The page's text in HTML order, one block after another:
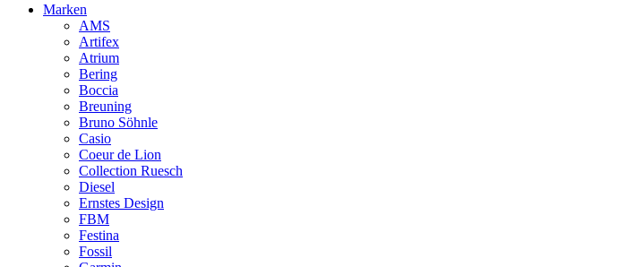
Marken
AMS
Artifex
Atrium
Bering
Boccia
Breuning
Bruno Söhnle
Casio
Coeur de Lion
Collection Ruesch
Diesel
Ernstes Design
FBM
Festina
Fossil